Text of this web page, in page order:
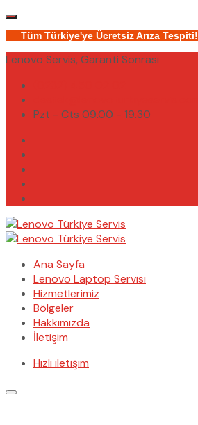
Tüm Türkiye'ye Ücretsiz Arıza Tespiti!
Lenovo Servis, Garanti Sonrası
Pzt - Cts 09.00 - 19.30
Ana Sayfa
Lenovo Laptop Servisi
Hizmetlerimiz
Bölgeler
Hakkımızda
İletişim
Hızlı iletişim